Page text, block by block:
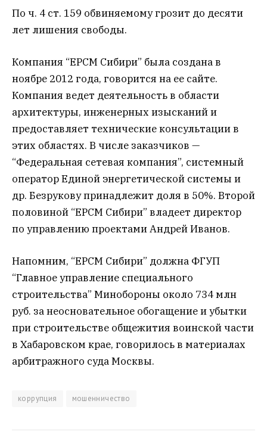
По ч. 4 ст. 159 обвиняемому грозит до десяти
лет лишения свободы.
Компания “ЕРСМ Сибири” была создана в
ноябре 2012 года, говорится на ее сайте.
Компания ведет деятельность в области
архитектуры, инженерных изысканий и
предоставляет технические консультации в
этих областях. В числе заказчиков —
“Федеральная сетевая компания”, системный
оператор Единой энергетической системы и
др. Безрукову принадлежит доля в 50%. Второй
половиной “ЕРСМ Сибири” владеет директор
по управлению проектами Андрей Иванов.
Напомним, “ЕРСМ Сибири” должна ФГУП
“Главное управление специального
строительства” Минобороны около 734 млн
руб. за неосновательное обогащение и убытки
при строительстве общежития воинской части
в Хабаровском крае, говорилось в материалах
арбитражного суда Москвы.
коррупция мошенничество